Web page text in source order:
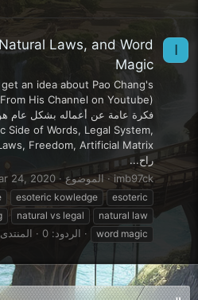
I
Laws, and Word
Magic
an idea about Pao Chang's
فكرة عامة عن أعماله بشكل عام هو
Side of Words, Legal System,
راح...
imb97ck
الموضوع 24, 2020
esoteric
esoteric kowledge
natural law
natural vs legal
word magic
الردود: 0